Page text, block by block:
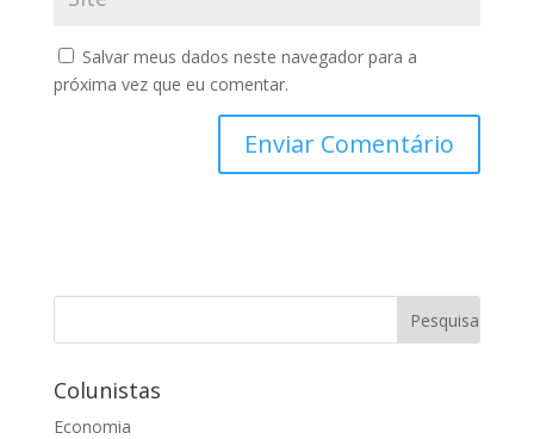
Salvar meus dados neste navegador para a
próxima vez que eu comentar.
Colunistas
Economia